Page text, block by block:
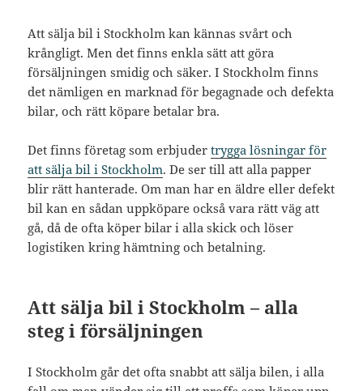
Att sälja bil i Stockholm kan kännas svårt och
krångligt. Men det finns enkla sätt att göra
försäljningen smidig och säker. I Stockholm finns
det nämligen en marknad för begagnade och defekta
bilar, och rätt köpare betalar bra.
Det finns företag som erbjudertrygga lösningar för
att sälja bil i Stockholm. De ser till att alla papper
blir rätt hanterade. Om man har en äldre eller defekt
bil kan en sådan uppköpare också vara rätt väg att
gå, då de ofta köper bilar i alla skick och löser
logistiken kring hämtning och betalning.
Att sälja bil i Stockholm – alla
steg i försäljningen
I Stockholm går det ofta snabbt att sälja bilen, i alla